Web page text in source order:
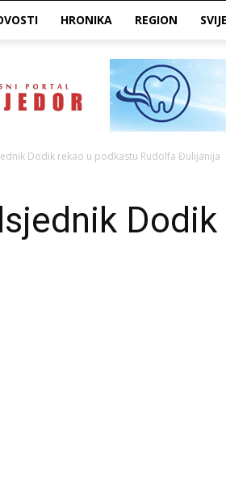
HRONIKA REGION
Dodik rekao u podkastu Rudolfa Đulijanija